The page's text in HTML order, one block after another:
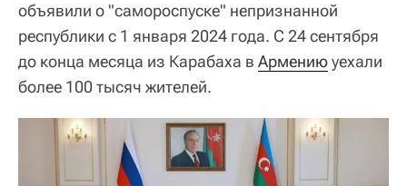
объявили о "самороспуске" непризнанной
республики с 1 января 2024 года. С 24 сентября
до конца месяца из Карабаха в Армениюуехали
более 100 тысяч жителей.